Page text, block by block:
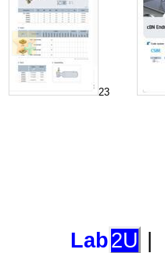
23
Lab2U